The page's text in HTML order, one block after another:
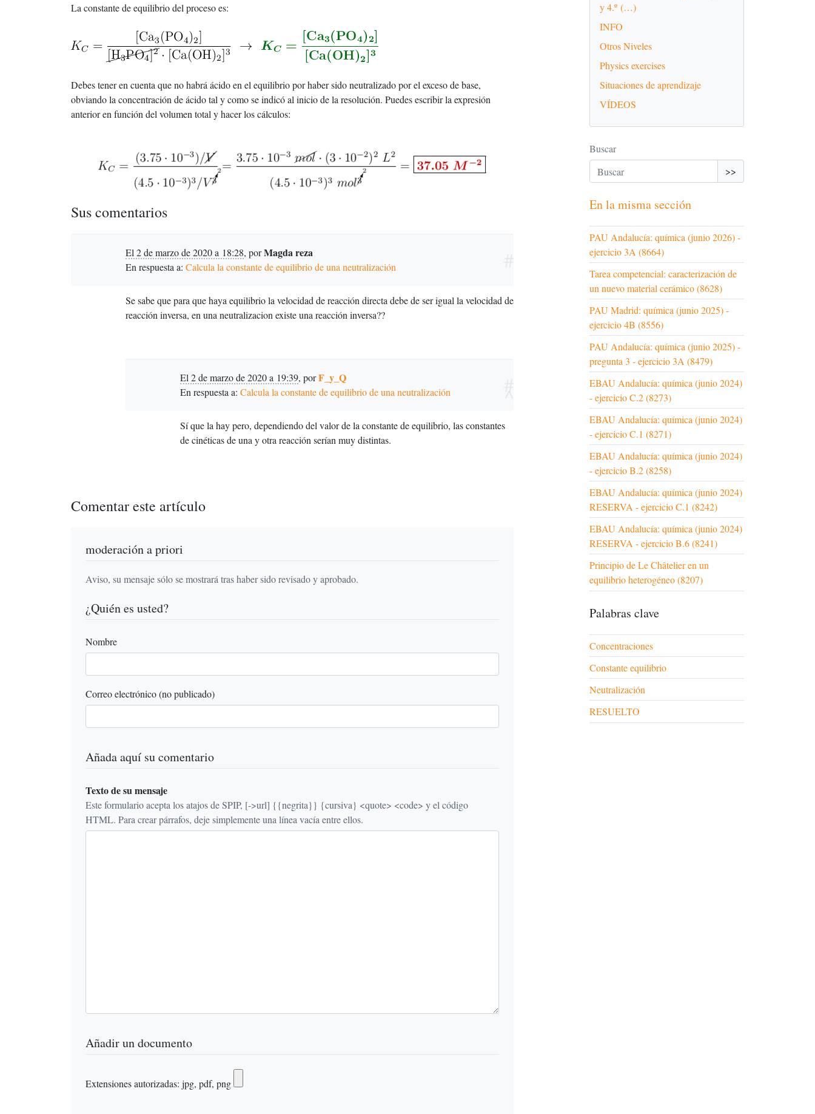
La constante de equilibrio del proceso es:
Debes tener en cuenta que no habrá ácido en el equilibrio por haber sido neutralizado por el exceso de base,
obviando la concentración de ácido tal y como se indicó al inicio de la resolución. Puedes escribir la expresión
anterior en función del volumen total y hacer los cálculos:
Sus comentarios
El 2 de marzo de 2020 a 18:28, porMagda reza
En respuesta a: Calcula la constante de equilibrio de una neutralización
Se sabe que para que haya equilibrio la velocidad de reacción directa debe de ser igual la velocidad de
reacción inversa, en una neutralizacion existe una reacción inversa??
#^
El 2 de marzo de 2020 a 19:39, porF_y_Q
En respuesta a: Calcula la constante de equilibrio de una neutralización
Sí que la hay pero, dependiendo del valor de la constante de equilibrio, las constantes
de cinéticas de una y otra reacción serían muy distintas.
Comentar este artículo
moderación a priori
Aviso, su mensaje sólo se mostrará tras haber sido revisado y aprobado.
¿Quién es usted?
Nombre
Correo electrónico (no publicado)
Añada aquí su comentario
Texto de su mensaje
Este formulario acepta los atajos de SPIP, [->url] {{negrita}} {cursiva} <quote> <code> y el código
HTML. Para crear párrafos, deje simplemente una línea vacía entre ellos.
Añadir un documento
Extensiones autorizadas: jpg, pdf, png
y 4.º (…)
INFO
Otros Niveles
Physics exercises
Situaciones de aprendizaje
VÍDEOS
Buscar
>>
En la misma sección
PAU Andalucía: química (junio 2026) -
ejercicio 3A (8664)
Tarea competencial: caracterización de
un nuevo material cerámico (8628)
PAU Madrid: química (junio 2025) -
ejercicio 4B (8556)
PAU Andalucía: química (junio 2025) -
pregunta 3 - ejercicio 3A (8479)
EBAU Andalucía: química (junio 2024)
- ejercicio C.2 (8273)
EBAU Andalucía: química (junio 2024)
- ejercicio C.1 (8271)
EBAU Andalucía: química (junio 2024)
- ejercicio B.2 (8258)
EBAU Andalucía: química (junio 2024)
RESERVA - ejercicio C.1 (8242)
EBAU Andalucía: química (junio 2024)
RESERVA - ejercicio B.6 (8241)
Principio de Le Châtelier en un
equilibrio heterogéneo (8207)
Palabras clave
Concentraciones
Constante equilibrio
Neutralización
RESUELTO